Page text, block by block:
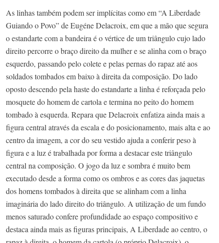
As linhas também podem ser implícitas como em “A Liberdade
Guiando o Povo” de Eugéne Delacroix, em que a mão que segura
o estandarte com a bandeira é o vértice de um triângulo cujo lado
direito percorre o braço direito da mulher e se alinha com o braço
esquerdo, passando pelo colete e pelas pernas do rapaz até aos
soldados tombados em baixo à direita da composição. Do lado
oposto descendo pela haste do estandarte a linha é reforçada pelo
mosquete do homem de cartola e termina no peito do homem
tombado à esquerda. Repara que Delacroix enfatiza ainda mais a
figura central através da escala e do posicionamento, mais alta e ao
centro da imagem, a cor do seu vestido ajuda a conferir peso à
figura e a luz é trabalhada por forma a destacar este triângulo
central na composição. O jogo da luz e sombra é muito bem
executado desde a forma como os ombros e as cores das jaquetas
dos homens tombados à direita que se alinham com a linha
imaginária do lado direito do triângulo. A utilização de um fundo
menos saturado confere profundidade ao espaço compositivo e
destaca ainda mais as figuras principais, A Liberdade ao centro, o